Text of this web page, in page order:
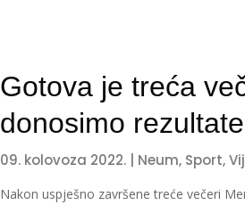
Gotova je treća
donosimo
09. kolovoza 2022. Neum, Sport,
Nakon uspješno završene treće večeri